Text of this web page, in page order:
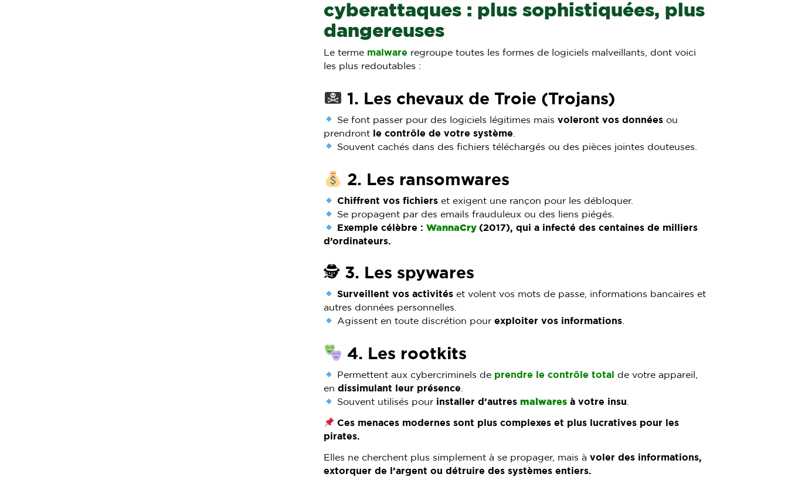
cyberattaques : plus sophistiquées, plus
dangereuses
Le terme malware regroupe toutes les formes de logiciels malveillants, dont voici
les plus redoutables :
1. Les chevaux de Troie (Trojans)
Se font passer pour des logiciels légitimes maisvoleront vos données ou
prendront
le contrôle de votre système
Souvent cachés dans des fichiers téléchargés ou des pièces jointes douteuses.
2. Les ransomwares
Chiffrent vos fichiers et exigent une rançon pour les débloquer.
Se propagent par des emails frauduleux ou des liens piégés.
Exemple célèbre :WannaCry (2017), qui a infecté des centaines de milliers
d’ordinateurs.
🕵️ 3. Les spywares
Surveillent vos activités et volent vos mots de passe, informations bancaires et
autres données personnelles.
Agissent en toute discrétion pourexploiter vos informations
4. Les rootkits
Permettent aux cybercriminels de prendre le contrôle total
de votre appareil,
en dissimulant leur présence.
Souvent utilisés pour installer d’autresmalwares à votre insu.
Ces menaces modernes sont plus complexes et plus lucratives pour les
pirates.
Elles ne cherchent plus simplement à se propager, mais à voler des informations,
extorquer de l’argent ou détruire des systèmes entiers.